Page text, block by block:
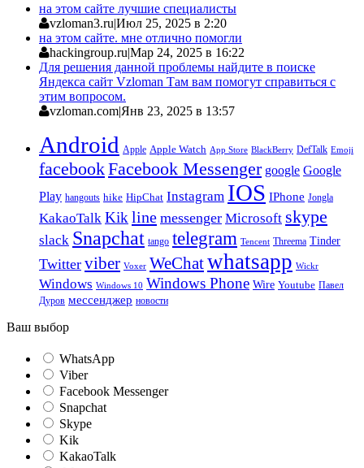
на этом сайте лучшие специалисты
vzloman3.ru|Июл 25, 2025 в 2:20
на этом сайте. мне отлично помогли
hackingroup.ru|Мар 24, 2025 в 16:22
Для решения данной проблемы найдите в поиске
Яндекса сайт Vzloman Там вам помогут справиться с
этим вопросом.
vzloman.com|Янв 23, 2025 в 13:57
Android Apple Apple Watch App Store BlackBerry DefTalk Emoji
facebookFacebook Messenger google Google
Play hangouts hike HipChat Instagram IOS IPhone Jongla
KakaoTalk Kik line messenger Microsoft skype
slack Snapchat tango telegram Tencent Threema Tinder
Twitter viber Voxer WeChatwhatsapp Wickr
Windows Windows 10 Windows Phone Wire Youtube Павел
Дуров мессенджер новости
Ваш выбор
WhatsApp
Viber
Facebook Messenger
Snapchat
Skype
Kik
KakaoTalk